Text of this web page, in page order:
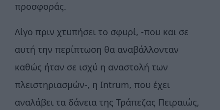
προσφοράς.
Λίγο πριν χτυπήσει το σφυρί, -που και σε
αυτή την περίπτωση θα αναβάλλονταν
καθώς ήταν σε ισχύ η αναστολή των
πλειστηριασμών-, η Intrum, που έχει
αναλάβει τα δάνεια της Τράπεζας Πειραιώς,